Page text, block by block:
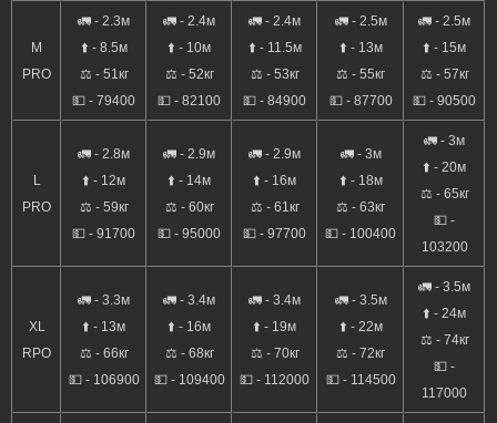
M
PRO
🚛 - 2.3м
⬆️ - 8.5м
⚖️ - 51кг
💵 - 79400
🚛 - 2.4м
⬆️ - 10м
⚖️ - 52кг
💵 - 82100
🚛 - 2.4м
⬆️ - 11.5м
⚖️ - 53кг
💵 - 84900
🚛 - 2.5м
⬆️ - 13м
⚖️ - 55кг
💵 - 87700
🚛 - 2.5м
⬆️ - 15м
⚖️ - 57кг
💵 - 90500
L
PRO
🚛 - 2.8м
⬆️ - 12м
⚖️ - 59кг
💵 - 91700
🚛 - 2.9м
⬆️ - 14м
⚖️ - 60кг
💵 - 95000
🚛 - 2.9м
⬆️ - 16м
⚖️ - 61кг
💵 - 97700
🚛 - 3м
⬆️ - 18м
⚖️ - 63кг
💵 - 100400
🚛 - 3м
⬆️ - 20м
⚖️ - 65кг
💵 -
103200
XL
RPO
🚛 - 3.3м
⬆️ - 13м
⚖️ - 66кг
💵 - 106900
🚛 - 3.4м
⬆️ - 16м
⚖️ - 68кг
💵 - 109400
🚛 - 3.4м
⬆️ - 19м
⚖️ - 70кг
💵 - 112000
🚛 - 3.5м
⬆️ - 22м
⚖️ - 72кг
💵 - 114500
🚛 - 3.5м
⬆️ - 24м
⚖️ - 74кг
💵 -
117000